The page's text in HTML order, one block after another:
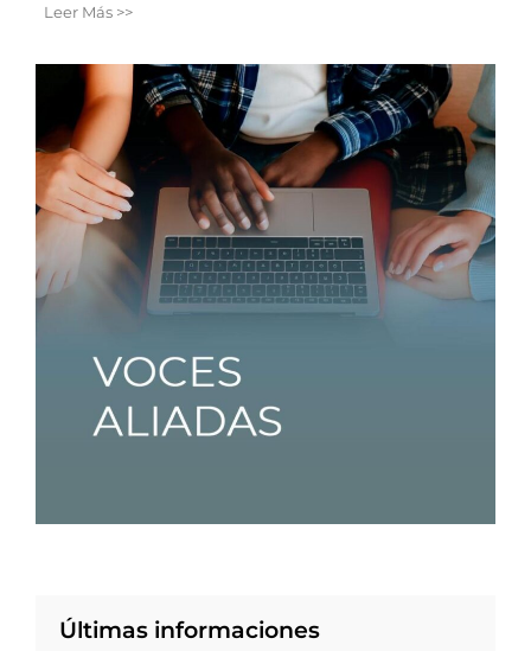
Leer Más >>
Últimas informaciones